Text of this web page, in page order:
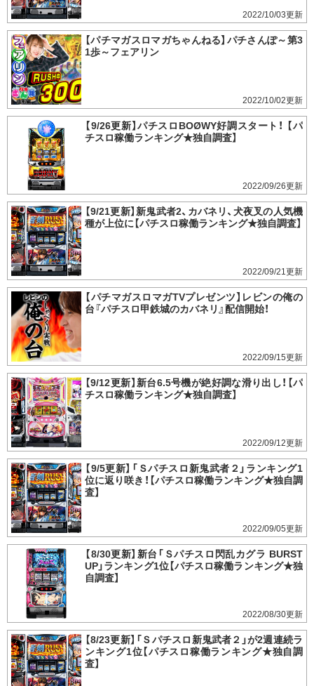
2022/10/03
【パチマガスロマガちゃんねる】パチさんぽ～第3
1歩～フェアリン
2022/10/02
【9/26更新】パチスロBOØWY好調スタート！ 【パ
チスロ稼働ランキング★独自調査】
2022/09/26
【9/21更新】新鬼武者2、カバネリ、犬夜叉の人気機
種が上位に【パチスロ稼働ランキング★独自調査】
2022/09/21
【パチマガスロマガTVプレゼンツ】レビンの俺の
台『パチスロ甲鉄城のカバネリ』配信開始！
2022/09/15
【9/12更新】新台6.5号機が絶好調な滑り出し！【パ
チスロ稼働ランキング★独自調査】
2022/09/12
【9/5更新】「Ｓパチスロ新鬼武者２」ランキング1
位に返り咲き！【パチスロ稼働ランキング★独自調
査】
2022/09/05
【8/30更新】新台「Ｓパチスロ閃乱カグラ BURST
UP」ランキング1位【パチスロ稼働ランキング★独
自調査】
2022/08/30
【8/23更新】「Ｓパチスロ新鬼武者２」が2週連続ラ
ンキング1位【パチスロ稼働ランキング★独自調
査】